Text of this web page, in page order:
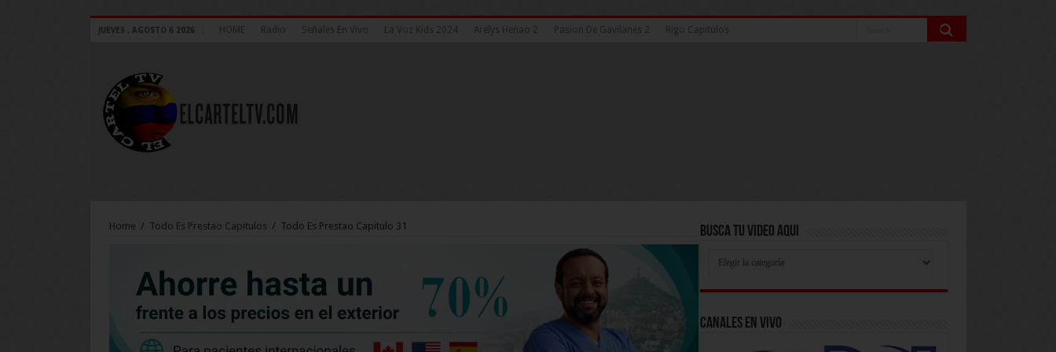
JUEVES , AGOSTO 6 2026 HOME Radio Señales En Vivo La Voz Kids 2024 Arelys Henao 2 Pasion De Gavilanes 2 Rigo Capitulos
Home / Todo Es Prestao Capitulos / Todo Es Prestao Capitulo 31 Busca Tu Video Aqui
Aqui
Canales En Vivo